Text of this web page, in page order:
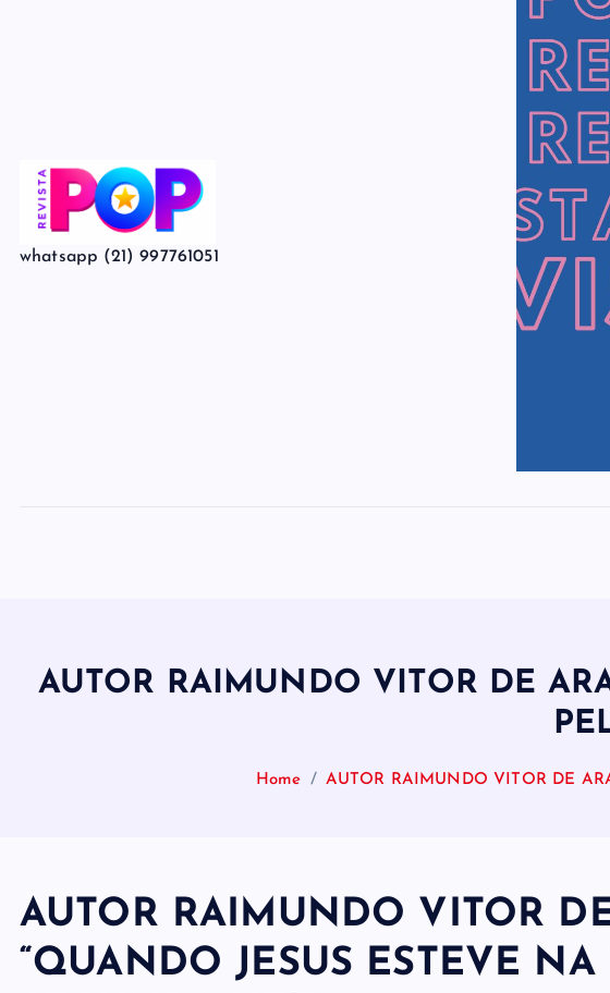
whatsapp (21) 997761051
AUTOR RAIMUNDO VITOR DE
Home AUTOR RAIMUNDO VITOR DE
AUTOR RAIMUNDO VITOR
“QUANDO JESUS ESTEVE NA